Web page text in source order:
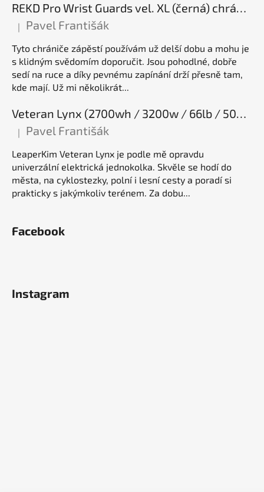
REKD Pro Wrist Guards vel. XL (černá) chrániče zápěstí
Hodnocení produktu je 5 z 5 hvězdiček.
| Pavel Františák
Tyto chrániče zápěstí používám už delší dobu a mohu je
s klidným svědomím doporučit. Jsou pohodlné, dobře
sedí na ruce a díky pevnému zapínání drží přesně tam,
kde mají. Už mi několikrát...
Veteran Lynx (2700wh / 3200w / 66lb / 50E), elektrická jednokolka
Hodnocení produktu je 5 z 5 hvězdiček.
| Pavel Františák
LeaperKim Veteran Lynx je podle mě opravdu
univerzální elektrická jednokolka. Skvěle se hodí do
města, na cyklostezky, polní i lesní cesty a poradí si
prakticky s jakýmkoliv terénem. Za dobu...
Facebook
Instagram